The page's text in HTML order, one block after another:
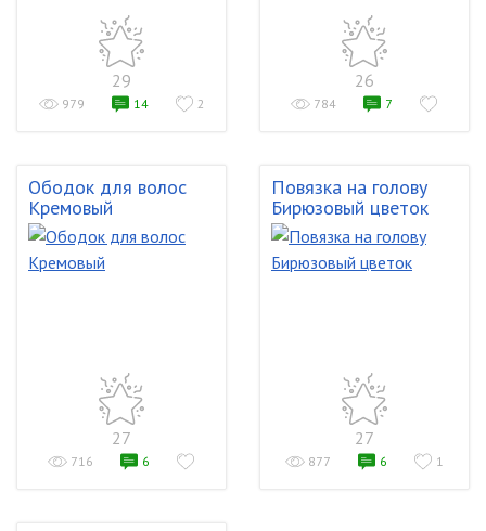
29
979 14 2
26
784 7
Ободок для волос
Кремовый
27
716 6
Повязка на голову
Бирюзовый цветок
27
877 6 1